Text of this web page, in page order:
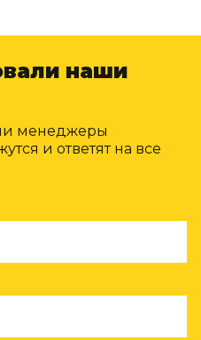
наши
менеджеры
и ответят на все